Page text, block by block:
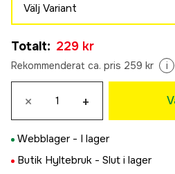
Välj Variant
229 kr
35m 0,80mm
259 kr
Totalt: 229 kr
Rekommenderat ca. pris 259 kr i
× +
Webblager - I lager
Butik Hyltebruk - Slut i lager